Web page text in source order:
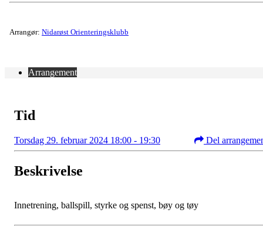
Arrangør: Nidarøst Orienteringsklubb
Arrangement
Tid
Torsdag 29. februar 2024 18:00 - 19:30 Del
Beskrivelse
Innetrening, ballspill, styrke og spenst, bøy og tøy